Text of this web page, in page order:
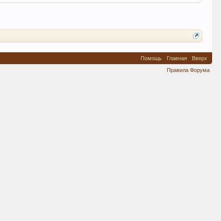
Помощь Главная
Вверх
Правила Форума